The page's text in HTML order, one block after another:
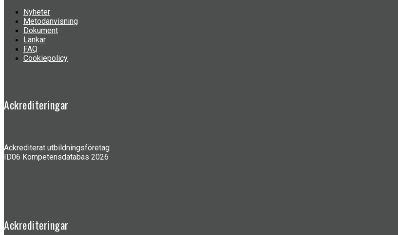
Nyheter
Metodanvisning
Dokument
Länkar
FAQ
Cookiepolicy
Ackrediteringar
Ackrediterat utbildningsföretag
ID06 Kompetensdatabas 2026
Ackrediteringar